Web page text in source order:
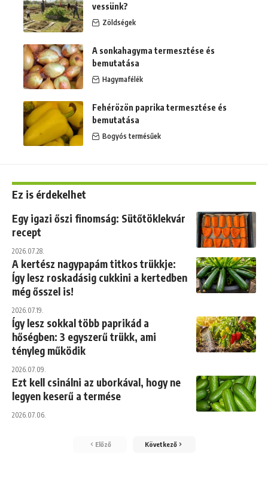
vessünk?
Zöldségek
A sonkahagyma termesztése és
bemutatása
Hagymafélék
Fehérözön paprika termesztése és
bemutatása
Bogyós termésűek
Ez is érdekelhet
Egy igazi őszi finomság: Sütőtöklekvár
recept
2026.07.28.
A kertész nagypapám titkos trükkje:
Így lesz roskadásig cukkini a kertedben
még ősszel is!
2026.07.19.
Így lesz sokkal több paprikád a
hőségben: 3 egyszerű trükk, ami
tényleg működik
2026.07.09.
Ezt kell csinálni az uborkával, hogy ne
legyen keserű a termése
2026.07.06.
Előző Következő